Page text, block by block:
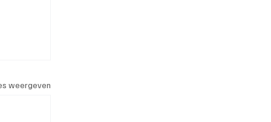
weergeven